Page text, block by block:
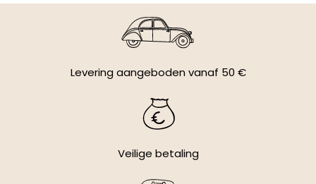
Levering aangeboden vanaf 50 €
Veilige betaling